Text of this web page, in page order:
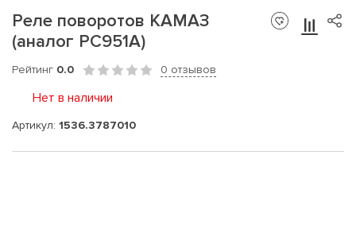
Реле поворотов КАМАЗ
(аналог РС951А)
Рейтинг 0.0 0 отзывов
Нет в наличии
Артикул: 1536.3787010